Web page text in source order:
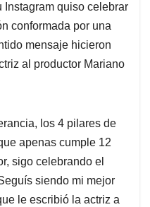
Instagram quiso celebrar
conformada por una
mensaje hicieron
al productor Mariano
los 4 pilares de
apenas cumple 12
sigo celebrando el
siendo mi mejor
le escribió la actriz a